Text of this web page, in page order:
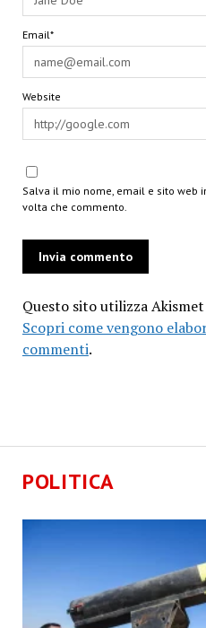
POLITICA
Email*
Website
Salva il mio nome, email e sito web
volta che commento.
Questo sito utilizza
Scopri come vengono
commenti.